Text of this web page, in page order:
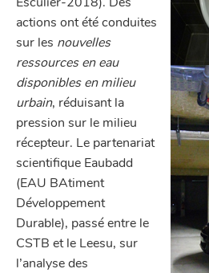
actions ont été conduites
sur les nouvelles
ressources en eau
disponibles en milieu
urbain, réduisant la
pression sur le milieu
récepteur. Le partenariat
scientifique Eaubadd
(EAU BAtiment
Développement
Durable), passé entre le
CSTB et le Leesu, sur
l’analyse des